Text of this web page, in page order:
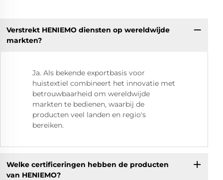
Verstrekt HENIEMO diensten op wereldwijde
markten?
Ja. Als bekende exportbasis voor
huistextiel combineert het innovatie met
betrouwbaarheid om wereldwijde
markten te bedienen, waarbij de
producten veel landen en regio's
bereiken.
Welke certificeringen hebben de producten
van HENIEMO?